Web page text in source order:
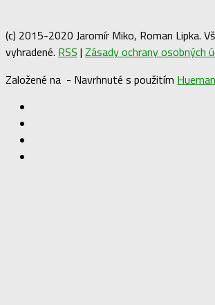
(c) 2015-2020 Jaromír Miko, Roman Lipka.
vyhradené. RSS | Zásady ochrany osobných
Založené na - Navrhnuté s použitím